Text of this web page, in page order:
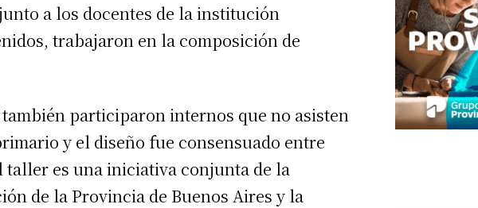
a los docentes de la institución
trabajaron en la composición de
participaron internos que no asisten
y el diseño fue consensuado entre
es una iniciativa conjunta de la
de la Provincia de Buenos Aires y la